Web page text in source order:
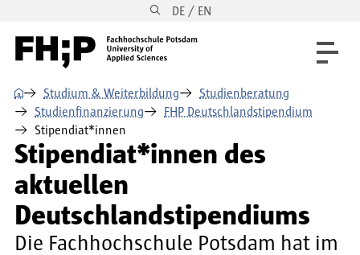
Direkt zur Hauptnavigation DE / EN
⌂ Studium & Weiterbildung
Studienberatung
Studienfinanzierung
FHP Deutschlandstipendium
Stipendiat*innen
Stipendiat*innen des
aktuellen
Deutschlandstipendiums
Die Fachhochschule Potsdam hat im